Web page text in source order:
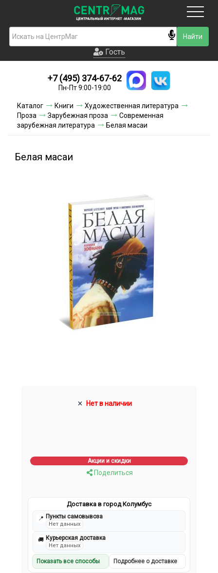
Гость
Новинки
Условия доставки
Условия оплаты
Гость
+7 (495) 374-67-62
Пн-Пт 9:00-19:00
Каталог Книги
Художественная литература
Проза
Зарубежная проза
Современная
зарубежная литература
Белая масаи
Белая масаи
Нет в наличии
Акции и скидки
Поделиться
Доставка в город Колумбус
📍 Пункты самовывоза
Нет данных
🚚 Курьерская доставка
Нет данных
Показать все способы Подробнее о доставке